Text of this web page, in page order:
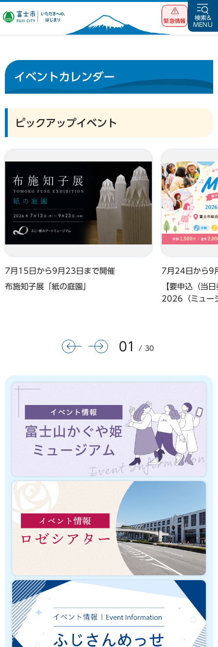
富士市 いただ
緊急情報
検索&
MENU
イベントカレンダー
ピックアップイベント
前のスライドを表示
次のスライドを表示
01 30
7月15日から9月23日まで開催
布施知子展「紙の庭園」
7月24日から9
【要申込（当
2026（ミュー